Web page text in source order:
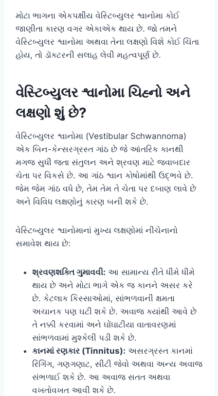
મોટા ભાગના એકપક્ષીય વેસ્ટિબ્યુલર શ્વાનોમા કોઈ
જાણીતા કારણ વગર એકાએક થાય છે. જો તમને
વેસ્ટિબ્યુલર શ્વાનોમા અથવા તેના લક્ષણો વિશે કોઈ ચિંતા
હોય, તો ડૉક્ટરની સલાહ લેવી મહત્વપૂર્ણ છે.
વેસ્ટિબ્યુલર શ્વાનોમા ચિહ્નો અને
લક્ષણો શું છે?
વેસ્ટિબ્યુલર શ્વાનોમા (Vestibular Schwannoma)
એક બિન-કેન્સરગ્રસ્ત ગાંઠ છે જે આંતરિક કાનથી
મગજ સુધી જતા સંતુલન અને શ્રવણ માટે જવાબદાર
ચેતા પર વિકસે છે. આ ગાંઠ શ્વાન કોષોમાંથી ઉદ્ભવે છે.
જેમ જેમ ગાંઠ વધે છે, તેમ તેમ તે ચેતા પર દબાણ લાવે છે
અને વિવિધ લક્ષણોનું કારણ બની શકે છે.
વેસ્ટિબ્યુલર શ્વાનોમાનાં મુખ્ય લક્ષણોમાં નીચેનાનો
સમાવેશ થાય છે:
શ્રવણશક્તિ ગુમાવવી: આ સામાન્ય રીતે ધીમે ધીમે
થાય છે અને મોટા ભાગે એક જ કાનને અસર કરે
છે. કેટલાક કિસ્સાઓમાં, સાંભળવાની ક્ષમતા
અચાનક પણ ઘટી શકે છે. અવાજ ક્યાંથી આવે છે
તે નક્કી કરવામાં અને ઘોંઘાટીયા વાતાવરણમાં
સાંભળવામાં મુશ્કેલી પડી શકે છે.
કાનમાં રણકાર (Tinnitus): અસરગ્રસ્ત કાનમાં
રિંગિંગ, ગણગણાટ, સીટી જેવો અથવા અન્ય અવાજ
સંભળાઈ શકે છે. આ અવાજ સતત અથવા
વખતોવખત આવી શકે છે.